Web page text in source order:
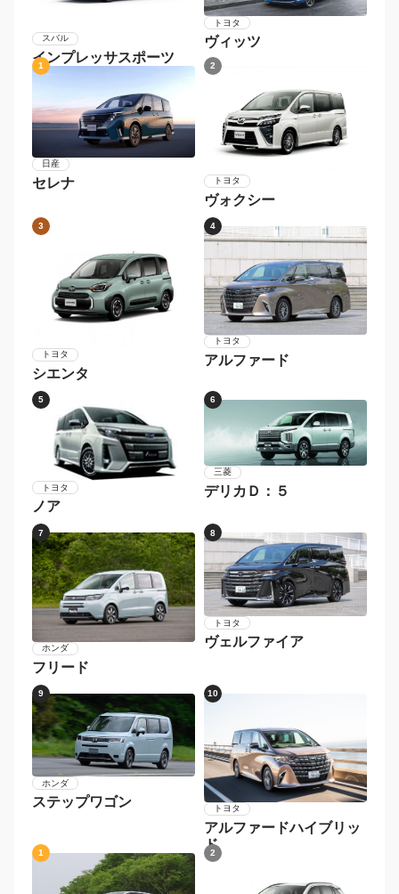
スバル
インプレッサスポーツ
トヨタ
ヴィッツ
1
日産
セレナ
2
トヨタ
ヴォクシー
3
トヨタ
シエンタ
4
トヨタ
アルファード
5
トヨタ
ノア
6
三菱
デリカＤ：５
7
ホンダ
フリード
8
トヨタ
ヴェルファイア
9
ホンダ
ステップワゴン
10
トヨタ
アルファードハイブリッ
ド
1 2